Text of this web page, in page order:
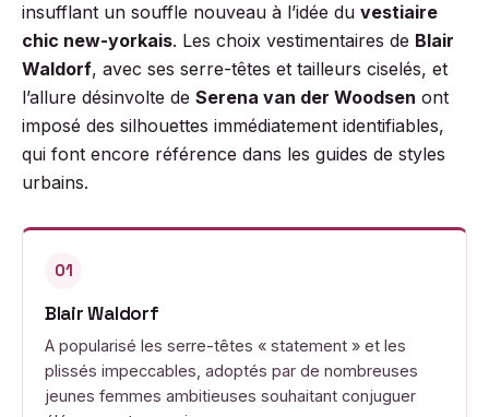
insufflant un souffle nouveau à l’idée du vestiaire
chic new-yorkais. Les choix vestimentaires de Blair
Waldorf, avec ses serre-têtes et tailleurs ciselés, et
l’allure désinvolte de Serena van der Woodsen ont
imposé des silhouettes immédiatement identifiables,
qui font encore référence dans les guides de styles
urbains.
01
Blair Waldorf
A popularisé les serre-têtes « statement » et les
plissés impeccables, adoptés par de nombreuses
jeunes femmes ambitieuses souhaitant conjuguer